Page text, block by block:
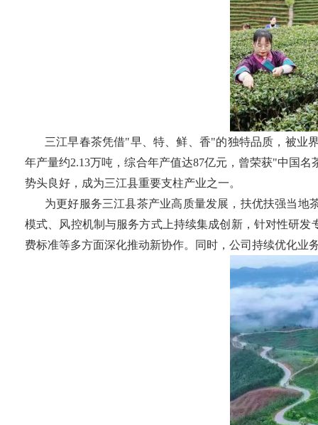
三江早春茶凭借"早、特、鲜、香"的独特品质，被业
年产量约2.13万吨，综合年产值达87亿元，曾荣获"中国
势头良好，成为三江县重要支柱产业之一。
为更好服务三江县茶产业高质量发展，扶优扶强当
模式、风控机制与服务方式上持续集成创新，针对性研
费标准等多方面深化推动新协作。同时，公司持续优化业